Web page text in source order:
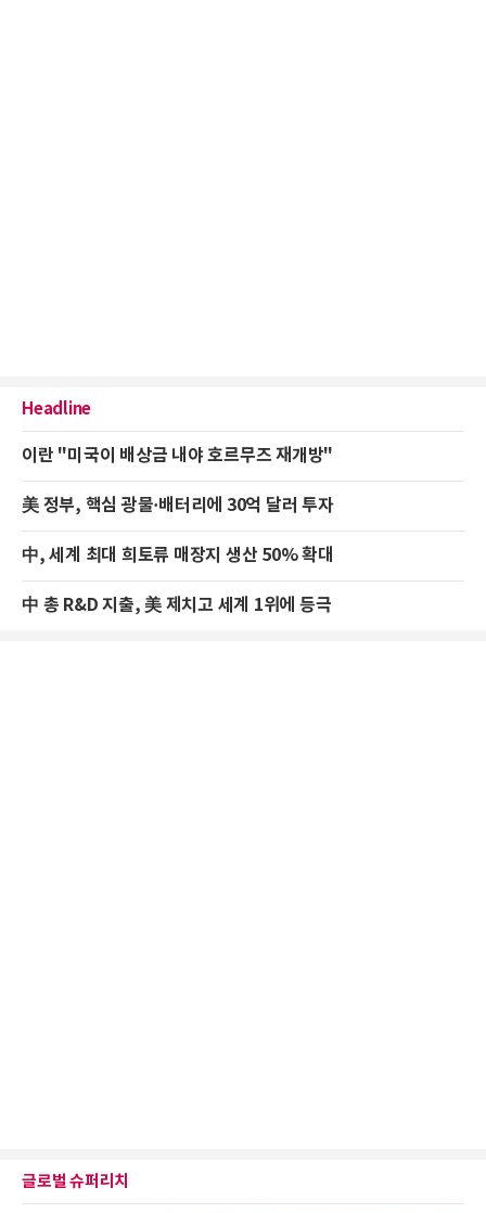
Headline
이란 "미국이 배상금 내야 호르무즈 재개방"
美 정부, 핵심 광물·배터리에 30억 달러 투자
中, 세계 최대 희토류 매장지 생산 50% 확대
中 총 R&D 지출, 美 제치고 세계 1위에 등극
글로벌 슈퍼리치